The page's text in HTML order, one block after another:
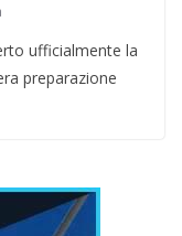
ufficialmente la
preparazione